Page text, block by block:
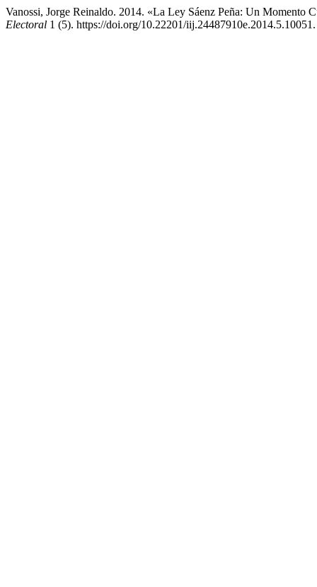
Vanossi, Jorge Reinaldo. 2014. «La Ley Sáenz Peña: Un
Electoral 1 (5). https://doi.org/10.22201/iij.24487910e.2014.5.10051.